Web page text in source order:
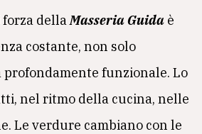
forza dellaMasseria Guida è
costante, non solo
profondamente funzionale. Lo
nel ritmo della cucina, nelle
Le verdure cambiano con le